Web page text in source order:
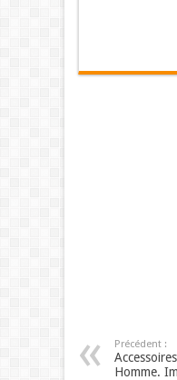
Précédent :
Homme.